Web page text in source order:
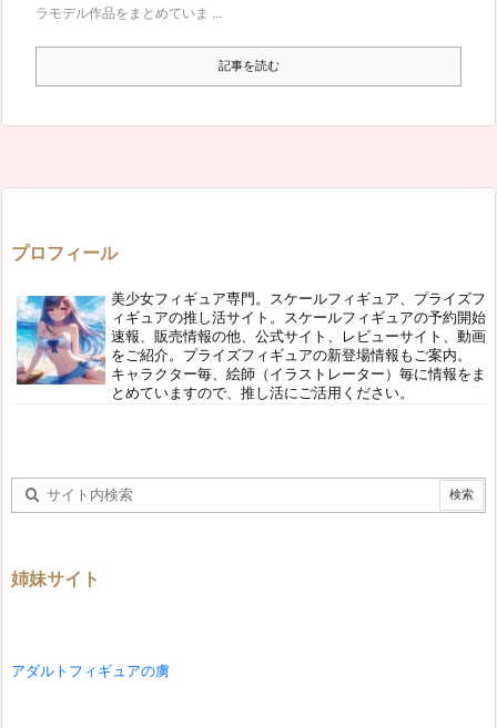
ラモデル作品をまとめていま ...
記事を読む
プロフィール
美少女フィギュア専門。スケールフィギュア、プライズフ
ィギュアの推し活サイト。スケールフィギュアの予約開始
速報、販売情報の他、公式サイト、レビューサイト、動画
をご紹介。プライズフィギュアの新登場情報もご案内。
キャラクター毎、絵師（イラストレーター）毎に情報をま
とめていますので、推し活にご活用ください。
姉妹サイト
アダルトフィギュアの虜